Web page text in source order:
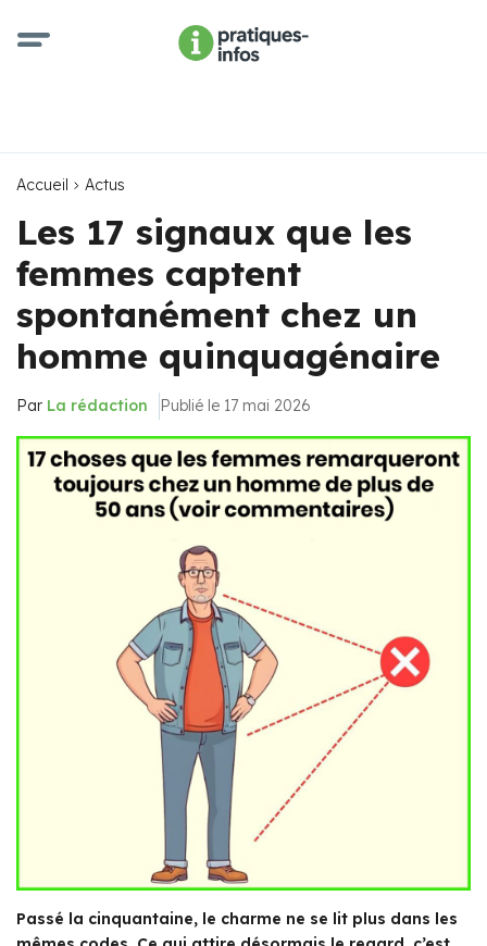
Accueil Actus
Les 17 signaux que les
femmes captent
spontanément chez un
homme quinquagénaire
Par La rédaction Publié le 17 mai 2026
Passé la cinquantaine, le charme ne se lit plus dans les